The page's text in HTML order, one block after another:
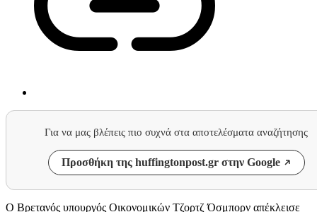
Για να μας βλέπεις πιο συχνά στα αποτελέσματα αναζήτησης
Προσθήκη της huffingtonpost.gr στην Google
O Βρετανός υπουργός Οικονομικών Τζορτζ Όσμπορν απέκλεισε